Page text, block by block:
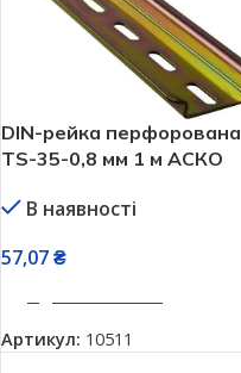
DIN-рейка перфорована
TS-35-0,8 мм 1 м АСКО
В наявності
57,07₴
Артикул: 10511